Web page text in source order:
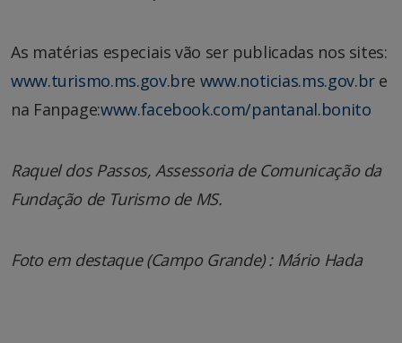
As matérias especiais vão ser publicadas nos sites:
www.turismo.ms.gov.bre www.noticias.ms.gov.bre
na Fanpage:www.facebook.com/pantanal.bonito
Raquel dos Passos, Assessoria de Comunicação da
Fundação de Turismo de MS.
Foto em destaque (Campo Grande) : Mário Hada